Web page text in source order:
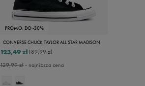
PROMO: DO -30%
CONVERSE CHUCK TAYLOR ALL STAR MADISON
189,99 zł
123,49 zł
129,99 zł- najniższa cena